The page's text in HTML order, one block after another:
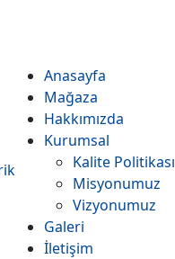
Anasayfa
Mağaza
Hakkımızda
Kurumsal
Kalite Politikası
Misyonumuz
Vizyonumuz
Galeri
İletişim